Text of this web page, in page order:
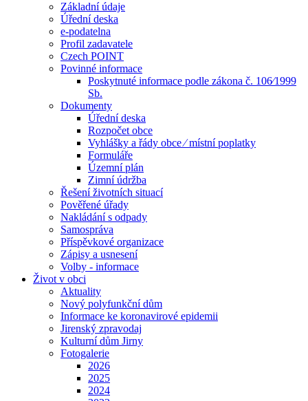
Základní údaje
Úřední deska
e-podatelna
Profil zadavatele
Czech POINT
Povinné informace
Poskytnuté informace podle zákona č. 106⁄1999
Sb.
Dokumenty
Úřední deska
Rozpočet obce
Vyhlášky a řády obce ⁄ místní poplatky
Formuláře
Územní plán
Zimní údržba
Řešení životních situací
Pověřené úřady
Nakládání s odpady
Samospráva
Příspěvkové organizace
Zápisy a usnesení
Volby - informace
Život v obci
Aktuality
Nový polyfunkční dům
Informace ke koronavirové epidemii
Jirenský zpravodaj
Kulturní dům Jirny
Fotogalerie
2026
2025
2024